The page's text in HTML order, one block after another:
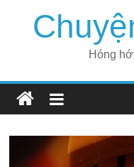
Hóng